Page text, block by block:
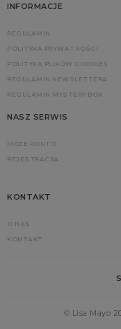
INFORMACJE
REGULAMIN
POLITYKA PRYWATNOŚCI
POLITYKA PLIKÓW COOKIES
REGULAMIN NEWSLETTERA
REGULAMIN MYSTERY BOX
NASZ SERWIS
MOJE KONTO
REJESTRACJA
KONTAKT
O NAS
KONTAKT
© Lisa Mayo